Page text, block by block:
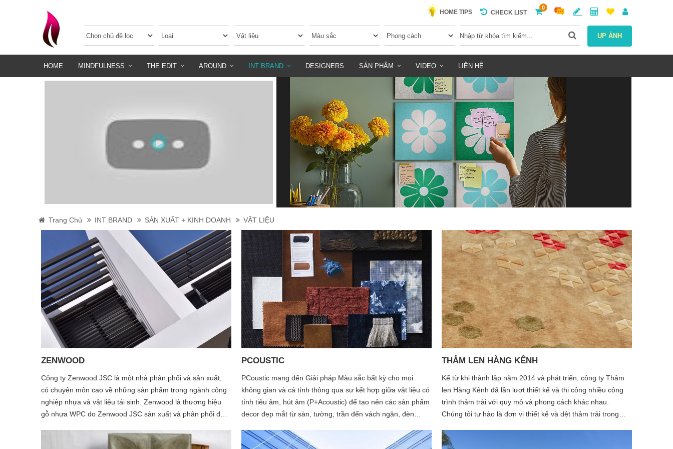
HOME TIPS CHECK LIST
0
UP ẢNH
HOME MINDFULNESS THE EDIT AROUND INT BRAND DESIGNERS SẢN PHẨM VIDEO LIÊN HỆ
Trang Chủ INT BRAND SẢN XUẤT + KINH DOANH VẬT LIỆU
ZENWOOD
Công ty Zenwood JSC là một nhà phân phối và sản xuất,
có chuyên môn cao về những sản phẩm trong ngành công
nghiệp nhựa và vật liệu tái sinh. Zenwood là thương hiệu
gỗ nhựa WPC do Zenwood JSC sản xuất và phân phối độc
ra từ tập đoàn Koei Industries Japan, Zenwood JSC đã
PCOUSTIC
PCoustic mang đến Giải pháp Màu sắc bất kỳ cho mọi
không gian và cá tính thông qua sự kết hợp giữa vật liệu có
tính tiêu âm, hút âm (P+Acoustic) để tạo nên các sản phẩm
decor đẹp mắt từ sàn, tường, trần đến vách ngăn, đèn
hội trong việc ước muốn được cá nhân hóa sản phẩm theo
THẢM LEN HÀNG KÊNH
Kể từ khi thành lập năm 2014 và phát triển, công ty Thảm
len Hàng Kênh đã lần lượt thiết kế và thi công nhiều công
trình thảm trải với quy mô và phong cách khác nhau.
Chúng tôi tự hào là đơn vị thiết kế và dệt thảm trải trong
Chính Phủ, Tổng công ty…Cùng với sự tin tưởng và ủng hộ